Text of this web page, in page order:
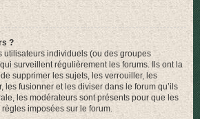
?
utilisateurs individuels (ou des groupes
surveillent régulièrement les forums. Ils ont la
supprimer les sujets, les verrouiller, les
les fusionner et les diviser dans le forum qu’ils
les modérateurs sont présents pour que les
imposées sur le forum.